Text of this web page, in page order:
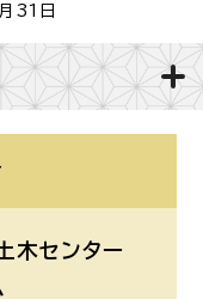
31日
木センター